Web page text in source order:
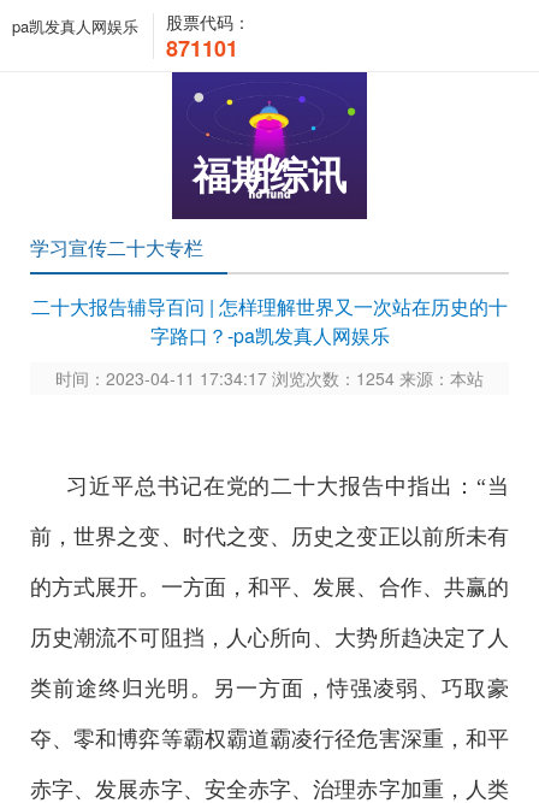
pa凯发真人网娱乐 股票代码：
871101
福期综讯
学习宣传二十大专栏
二十大报告辅导百问 | 怎样理解世界又一次站在历史的十
字路口？-pa凯发真人网娱乐
时间：2023-04-11 17:34:17 浏览次数：1254 来源：本站
习近平总书记在党的二十大报告中指出：“当
前，世界之变、时代之变、历史之变正以前所未有
的方式展开。一方面，和平、发展、合作、共赢的
历史潮流不可阻挡，人心所向、大势所趋决定了人
类前途终归光明。另一方面，恃强凌弱、巧取豪
夺、零和博弈等霸权霸道霸凌行径危害深重，和平
赤字、发展赤字、安全赤字、治理赤字加重，人类